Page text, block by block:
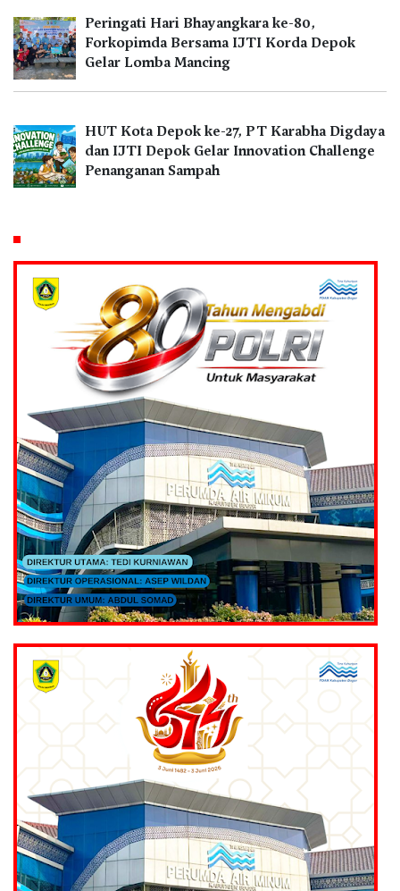
Peringati Hari Bhayangkara ke-80,
Forkopimda Bersama IJTI Korda Depok
Gelar Lomba Mancing
HUT Kota Depok ke-27, PT Karabha Digdaya
dan IJTI Depok Gelar Innovation Challenge
Penanganan Sampah